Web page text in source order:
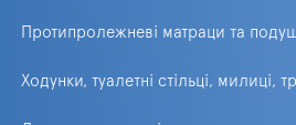
Протипролежневі матраци та
Ходунки, туалетні стільці, милиці,